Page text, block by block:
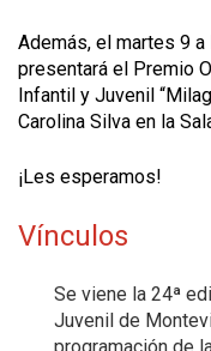
Además, el martes 9
presentará el Premio
Infantil y Juvenil
Carolina Silva en la
¡Les esperamos!
Vínculos
Se viene la 24ª
Juvenil de